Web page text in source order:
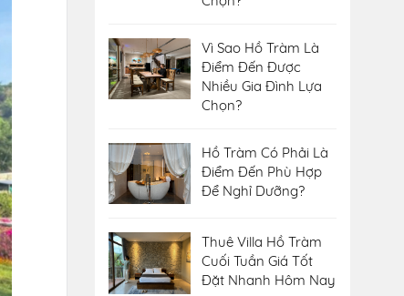
Vì Sao Hồ Tràm Là
Điểm Đến Được
Nhiều Gia Đình Lựa
Chọn?
Hồ Tràm Có Phải Là
Điểm Đến Phù Hợp
Để Nghỉ Dưỡng?
Thuê Villa Hồ Tràm
Cuối Tuần Giá Tốt
Đặt Nhanh Hôm Nay